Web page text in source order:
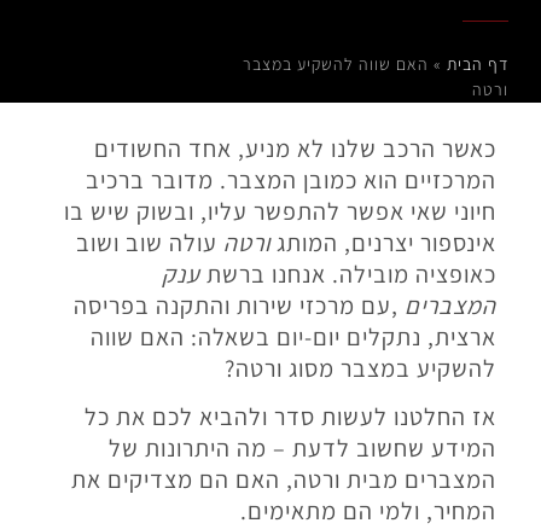
דף הבית» האם שווה להשקיע במצבר
ורטה
כאשר הרכב שלנו לא מניע, אחד החשודים
המרכזיים הוא כמובן המצבר. מדובר ברכיב
חיוני שאי אפשר להתפשר עליו, ובשוק שיש בו
אינספור יצרנים, המותגורטה עולה שוב ושוב
כאופציה מובילה. אנחנו ברשתענק
המצברים ,עם מרכזי שירות והתקנה בפריסה
ארצית, נתקלים יום-יום בשאלה: האם שווה
להשקיע במצבר מסוג ורטה?
אז החלטנו לעשות סדר ולהביא לכם את כל
המידע שחשוב לדעת – מה היתרונות של
המצברים מבית ורטה, האם הם מצדיקים את
המחיר, ולמי הם מתאימים.